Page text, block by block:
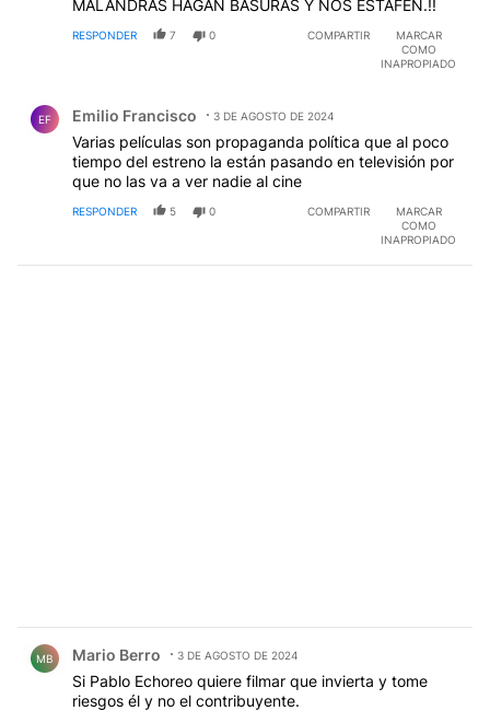
MALANDRAS HAGAN BASURAS Y NOS ESTAFEN.!!
RESPONDER 7 0 COMPARTIR
MARCAR
COMO
INAPROPIADO
EF Emilio Francisco 3 DE AGOSTO DE 2024
Varias películas son propaganda política que al poco
tiempo del estreno la están pasando en televisión por
que no las va a ver nadie al cine
RESPONDER 5 0 COMPARTIR
MARCAR
COMO
INAPROPIADO
MB Mario Berro 3 DE AGOSTO DE 2024
Si Pablo Echoreo quiere filmar que invierta y tome
riesgos él y no el contribuyente.